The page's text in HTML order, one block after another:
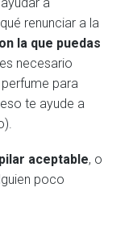
renunciar a la
la que puedas
necesario
para
te ayude a
aceptable, o
poco